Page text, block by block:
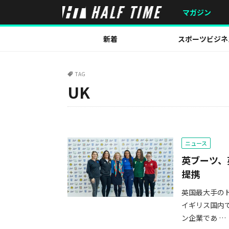
マガジン
新着 スポーツビジ
TAG
UK
ニュース
英ブーツ
提携
英国最大手の
イギリス国内
ン企業であ …